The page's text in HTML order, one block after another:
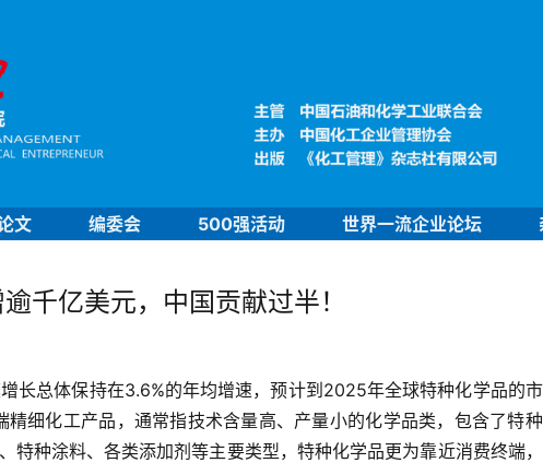
文 编委会 500强活动 世界一流企业论坛
千亿美元，中国贡献过半！
长总体保持在3.6%的年均增速，预计到2025年全球特种化学品的
细化工产品，通常指技术含量高、产量小的化学品类，包含了特
特种涂料、各类添加剂等主要类型，特种化学品更为靠近消费终端